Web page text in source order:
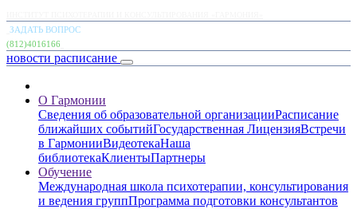
ЗАДАТЬ ВОПРОС
(812)4016166
новости расписание
О Гармонии
Сведения об образовательной организацииРасписание
ближайших событийГосударственная ЛицензияВстречи
в ГармонииВидеотекаНаша
библиотекаКлиентыПартнеры
Обучение
Международная школа психотерапии, консультирования
и ведения группПрограмма подготовки консультантов